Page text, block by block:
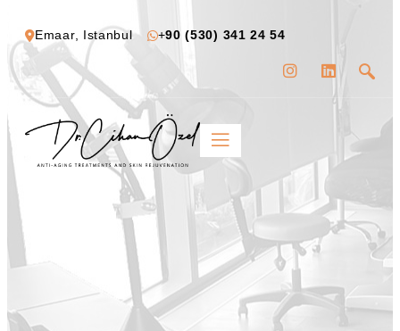
Emaar, Istanbul +90 (530) 341 24 54